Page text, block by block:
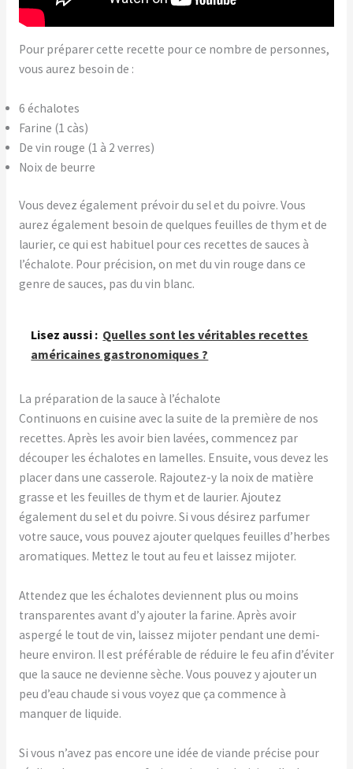
Pour préparer cette recette pour ce nombre de personnes,
vous aurez besoin de :
6 échalotes
Farine (1 càs)
De vin rouge (1 à 2 verres)
Noix de beurre
Vous devez également prévoir du sel et du poivre. Vous
aurez également besoin de quelques feuilles de thym et de
laurier, ce qui est habituel pour ces recettes de sauces à
l’échalote. Pour précision, on met du vin rouge dans ce
genre de sauces, pas du vin blanc.
Lisez aussi : Quelles sont les véritables recettes
américaines gastronomiques ?
La préparation de la sauce à l’échalote
Continuons en cuisine avec la suite de la première de nos
recettes. Après les avoir bien lavées, commencez par
découper les échalotes en lamelles. Ensuite, vous devez les
placer dans une casserole. Rajoutez-y la noix de matière
grasse et les feuilles de thym et de laurier. Ajoutez
également du sel et du poivre. Si vous désirez parfumer
votre sauce, vous pouvez ajouter quelques feuilles d’herbes
aromatiques. Mettez le tout au feu et laissez mijoter.
Attendez que les échalotes deviennent plus ou moins
transparentes avant d’y ajouter la farine. Après avoir
aspergé le tout de vin, laissez mijoter pendant une demi-
heure environ. Il est préférable de réduire le feu afin d’éviter
que la sauce ne devienne sèche. Vous pouvez y ajouter un
peu d’eau chaude si vous voyez que ça commence à
manquer de liquide.
Si vous n’avez pas encore une idée de viande précise pour